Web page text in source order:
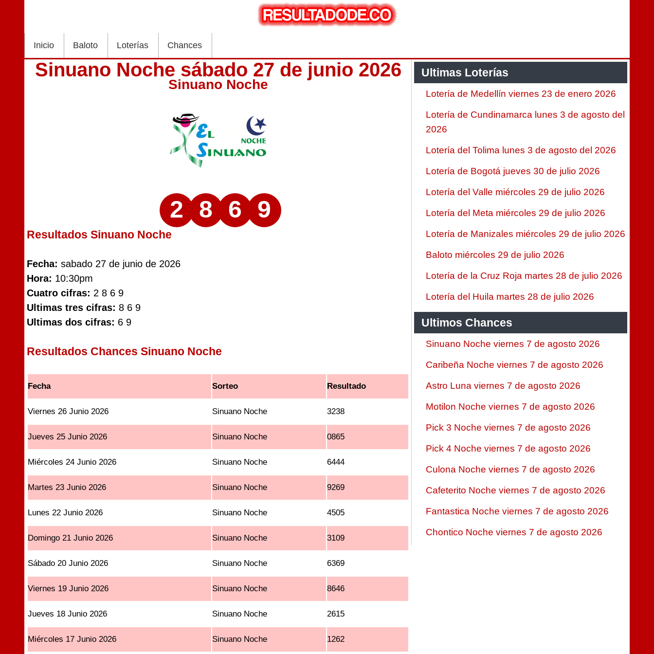
Inicio Baloto Loterías Chances
Sinuano Noche sábado 27 de junio 2026
Sinuano Noche
2 8 6 9
Resultados Sinuano Noche
Fecha: sabado 27 de junio de 2026
Hora: 10:30pm
Cuatro cifras: 2 8 6 9
Ultimas tres cifras: 8 6 9
Ultimas dos cifras: 6 9
Resultados Chances Sinuano Noche
Fecha Sorteo Resultado
Viernes 26 Junio 2026 Sinuano Noche 3238
Jueves 25 Junio 2026 Sinuano Noche 0865
Miércoles 24 Junio 2026 Sinuano Noche 6444
Martes 23 Junio 2026 Sinuano Noche 9269
Lunes 22 Junio 2026 Sinuano Noche 4505
Domingo 21 Junio 2026 Sinuano Noche 3109
Sábado 20 Junio 2026 Sinuano Noche 6369
Viernes 19 Junio 2026 Sinuano Noche 8646
Jueves 18 Junio 2026 Sinuano Noche 2615
Miércoles 17 Junio 2026 Sinuano Noche 1262
Ultimas Loterías
Lotería de Medellín viernes 23 de enero 2026
Lotería de Cundinamarca lunes 3 de agosto del
2026
Lotería del Tolima lunes 3 de agosto del 2026
Lotería de Bogotá jueves 30 de julio 2026
Lotería del Valle miércoles 29 de julio 2026
Lotería del Meta miércoles 29 de julio 2026
Lotería de Manizales miércoles 29 de julio 2026
Baloto miércoles 29 de julio 2026
Lotería de la Cruz Roja martes 28 de julio 2026
Lotería del Huila martes 28 de julio 2026
Ultimos Chances
Sinuano Noche viernes 7 de agosto 2026
Caribeña Noche viernes 7 de agosto 2026
Astro Luna viernes 7 de agosto 2026
Motilon Noche viernes 7 de agosto 2026
Pick 3 Noche viernes 7 de agosto 2026
Pick 4 Noche viernes 7 de agosto 2026
Culona Noche viernes 7 de agosto 2026
Cafeterito Noche viernes 7 de agosto 2026
Fantastica Noche viernes 7 de agosto 2026
Chontico Noche viernes 7 de agosto 2026